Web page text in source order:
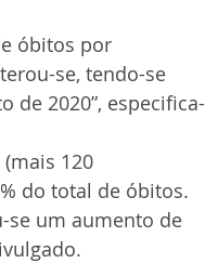
óbitos por
se, tendo-se
de 2020”, especifica-
120
do total de óbitos.
se um aumento de